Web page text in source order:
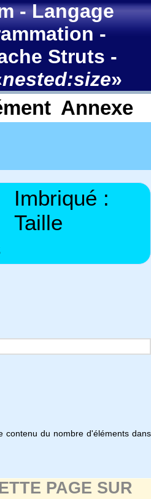
-Langage
-
Struts -
nested:size»
Annexe
Imbriqué :
Taille
contenu du nombre d'éléments dans
PAGE SUR